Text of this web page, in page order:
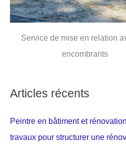
Service de mise en relation
encombrants
Articles récents
Peintre en bâtiment et
travaux pour structurer une